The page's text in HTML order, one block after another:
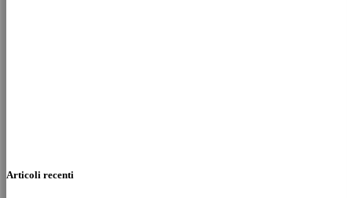
Articoli recenti